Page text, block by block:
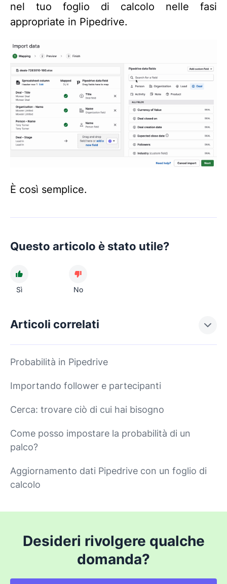
nel tuo foglio di calcolo nelle fasi
appropriate in Pipedrive.
È così semplice.
Questo articolo è stato utile?
Sì No
Articoli correlati
Probabilità in Pipedrive
Importando follower e partecipanti
Cerca: trovare ciò di cui hai bisogno
Come posso impostare la probabilità di un
palco?
Aggiornamento dati Pipedrive con un foglio di
calcolo
Desideri rivolgere qualche
domanda?